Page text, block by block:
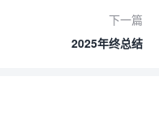
下一篇
2025年终总结